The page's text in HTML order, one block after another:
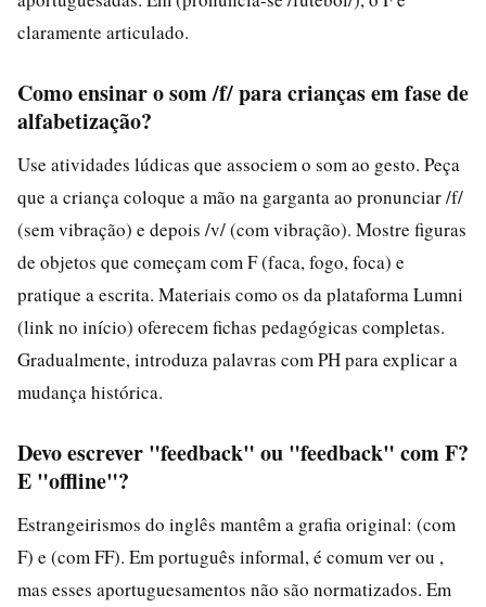
claramente articulado.
Como ensinar o som /f/ para crianças em fase de
alfabetização?
Use atividades lúdicas que associem o som ao gesto. Peça
que a criança coloque a mão na garganta ao pronunciar /f/
(sem vibração) e depois /v/ (com vibração). Mostre figuras
de objetos que começam com F (faca, fogo, foca) e
pratique a escrita. Materiais como os da plataforma Lumni
(link no início) oferecem fichas pedagógicas completas.
Gradualmente, introduza palavras com PH para explicar a
mudança histórica.
Devo escrever "feedback" ou "feedback" com F?
E "offline"?
Estrangeirismos do inglês mantêm a grafia original: (com
F) e (com FF). Em português informal, é comum ver ou ,
mas esses aportuguesamentos não são normatizados. Em